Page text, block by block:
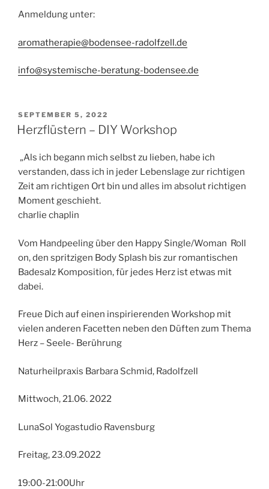
Anmeldung unter:
aromatherapie@bodensee-radolfzell.de
info@systemische-beratung-bodensee.de
VERÖFFENTLICHT
AM
SEPTEMBER 5, 2022
Herzflüstern – DIY Workshop
„Als ich begann mich selbst zu lieben, habe ich
verstanden, dass ich in jeder Lebenslage zur richtigen
Zeit am richtigen Ort bin und alles im absolut richtigen
Moment geschieht.
charlie chaplin
Vom Handpeeling über den Happy Single/Woman Roll
on, den spritzigen Body Splash bis zur romantischen
Badesalz Komposition, für jedes Herz ist etwas mit
dabei.
Freue Dich auf einen inspirierenden Workshop mit
vielen anderen Facetten neben den Düften zum Thema
Herz – Seele- Berührung
Naturheilpraxis Barbara Schmid, Radolfzell
Mittwoch, 21.06. 2022
LunaSol Yogastudio Ravensburg
Freitag, 23.09.2022
19:00-21:00Uhr